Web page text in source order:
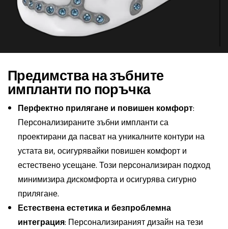
Предимства на зъбните
импланти по поръчка
Перфектно прилягане и повишен комфорт:
Персонализираните зъбни импланти са
проектирани да пасват на уникалните контури на
устата ви, осигурявайки повишен комфорт и
естествено усещане. Този персонализиран подход
минимизира дискомфорта и осигурява сигурно
прилягане.
Естествена естетика и безпроблемна
интеграция: Персонализираният дизайн на тези